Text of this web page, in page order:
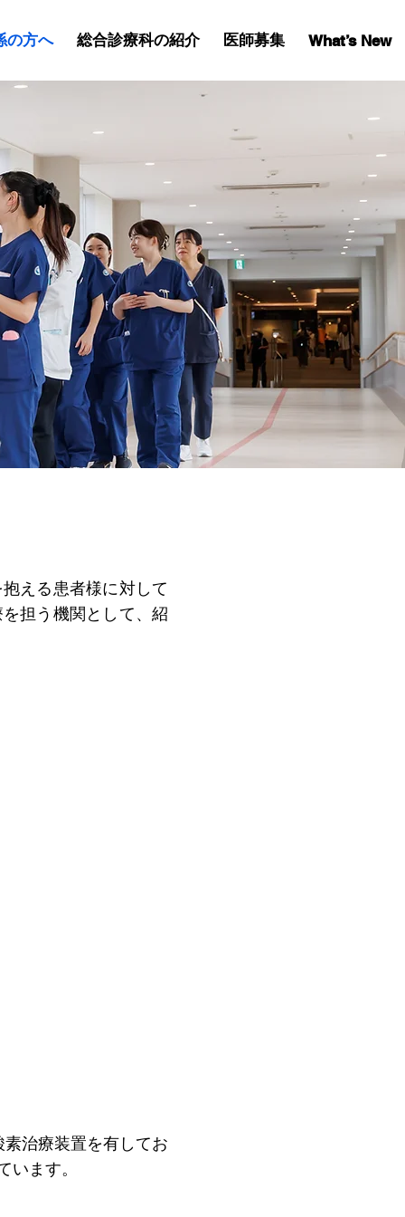
の方へ 総合診療科の紹介 医師募集 What’s New
える患者様に対して
担う機関として、紹
治療装置を有してお
ます。